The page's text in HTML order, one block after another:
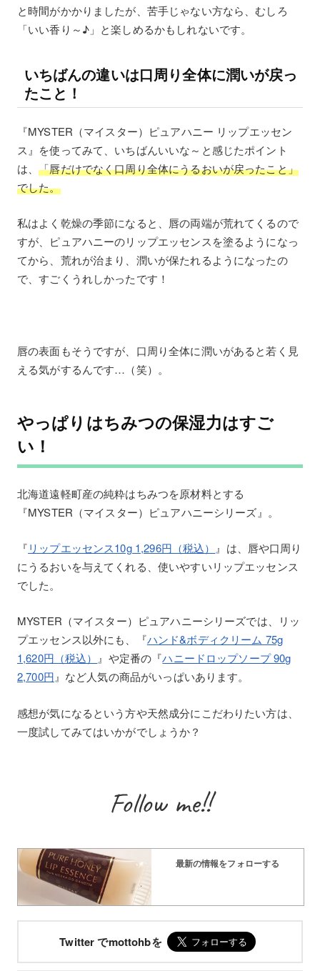
と時間がかかりましたが、苦手じゃない方なら、むしろ
「いい香り～♪」と楽しめるかもしれないです。
いちばんの違いは口周り全体に潤いが戻っ
たこと！
『MYSTER（マイスター）ピュアハニー リップエッセン
ス』を使ってみて、いちばんいいな～と感じたポイント
は、「唇だけでなく口周り全体にうるおいが戻ったこと」
でした。
私はよく乾燥の季節になると、唇の両端が荒れてくるので
すが、ピュアハニーのリップエッセンスを塗るようになっ
てから、荒れが治まり、潤いが保たれるようになったの
で、すごくうれしかったです！
唇の表面もそうですが、口周り全体に潤いがあると若く見
える気がするんです…（笑）。
やっぱりはちみつの保湿力はすご
い！
北海道遠軽町産の純粋はちみつを原材料とする
『MYSTER（マイスター）ピュアハニーシリーズ』。
『リップエッセンス10g 1,296円（税込）
』は、唇や口周り
にうるおいを与えてくれる、使いやすいリップエッセンス
でした。
MYSTER（マイスター）ピュアハニーシリーズでは、リッ
プエッセンス以外にも、『ハンド&ボディクリーム 75g
1,620円（税込） 』や定番の『ハニードロップソープ 90g
2,700円』など人気の商品がいっぱいあります。
感想が気になるという方や天然成分にこだわりたい方は、
一度試してみてはいかがでしょうか？
Follow me!!
最新の情報をフォローする
Twitter でmottohbを